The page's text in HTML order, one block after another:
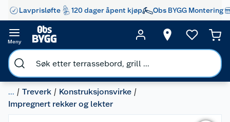
Lavprisløfte 120 dager åpent kjøp Obs BYGG Montering
Meny
... Treverk
Konstruksjonsvirke
Impregnert rekker og lekter